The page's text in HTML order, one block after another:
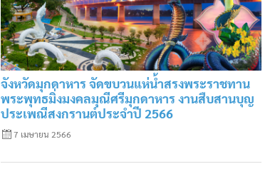
จังหวัดมุกดาหาร จัดขบวนแห่น้ำสรงพระราชทาน
พระพุทธมิ่งมงคลมุณีศรีมุกดาหาร งานสืบสานบุญ
ประเพณีสงกรานต์ประจำปี 2566
7 เมษายน 2566